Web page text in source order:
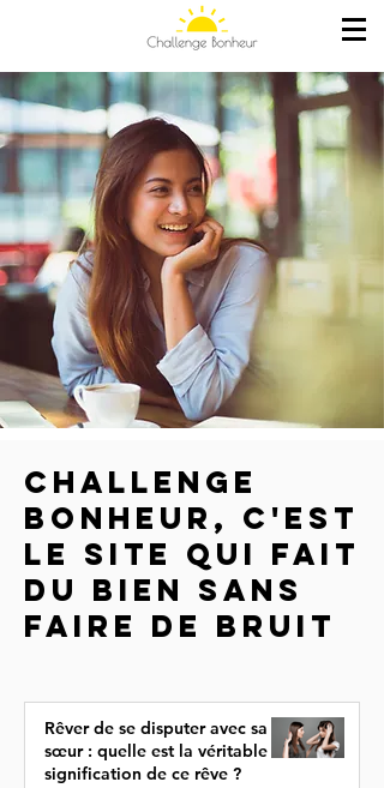
Apprends
à être heureux
CHALLENGE
BONHEUR, C'EST
LE SITE QUI FAIT
DU BIEN SANS
FAIRE DE BRUIT
Rêver de se disputer avec sa
sœur : quelle est la véritable
signification de ce rêve ?